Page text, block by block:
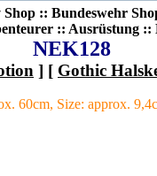
:: Bundeswehr
:: Ausrüstung ::
NEK128
] [ Gothic
60cm, Size: approx.